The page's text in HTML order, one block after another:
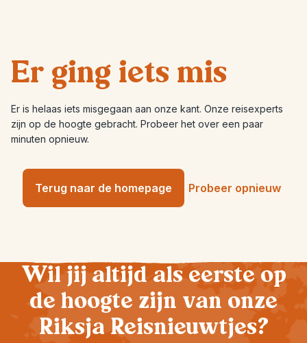
Er ging iets mis
Er is helaas iets misgegaan aan onze kant. Onze reisexperts
zijn op de hoogte gebracht. Probeer het over een paar
minuten opnieuw.
Terug naar de homepage Probeer opnieuw
Wil jij altijd als eerste op
de hoogte zijn van onze
Riksja Reisnieuwtjes?